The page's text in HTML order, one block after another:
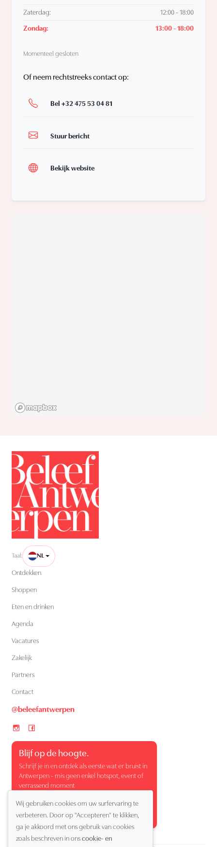
Zaterdag: 12:00 - 18:00
Zondag: 13:00 - 18:00
Momenteel gesloten
Of neem rechtstreeks contact op:
Bel +32 475 53 04 81
Stuur bericht
Bekijk website
Taal: NL
Ontdekken
Shoppen
Eten en drinken
Agenda
Vacatures
Zakelijk
Partners
Contact
@beleefantwerpen
Blijf op de hoogte.
Schrijf je in en ontdek als eerste wat er bruist in
Antwerpen - mis geen enkel hotspot, event of
verrassend moment
Wij gebruiken cookies om uw surfervaring te
verbeteren. Door op "Accepteren" te klikken,
ga je akkoord met ons gebruik van cookies
zoals beschreven in ons cookie- en